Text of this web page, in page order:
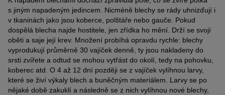
s jiným napadeným jedincem. Nicméně blechy se rády uhnizďují i
v tkaninách jako jsou koberce, polštáře nebo gauče. Pokud
dospělá blecha najde hostitele, jen zřídka ho mění. Drží se svojí
oběti a saje její krev. Množení probíhá opravdu rychle: blechy
vyprodukují průměrně 30 vajíček denně, ty jsou nakladeny do
srsti zvířete a odtud se mohou vytřást do okolí, tedy na pohovku,
koberec atd. O 4 až 12 dní později se z vajíček vylíhnou larvy,
které se živí výkaly blech a buněčným materiálem. Larvy se po
nějaké době zakuklí a následně se z nich vylíhnou nové blechy,